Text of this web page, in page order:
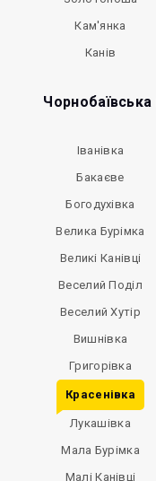
Кам'янка
Канів
Чорнобаївська
Іванівка
Бакаєве
Богодухівка
Велика Бурімка
Великі Канівці
Веселий Поділ
Веселий Хутір
Вишнівка
Григорівка
Красенівка
Лукашівка
Мала Бурімка
Малі Канівці